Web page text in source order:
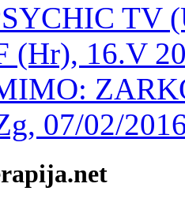
TV
(Hr), 16.V
07/02/